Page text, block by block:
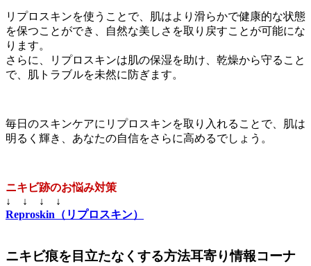
リプロスキンを使うことで、肌はより滑らかで健康的な状態
を保つことができ、自然な美しさを取り戻すことが可能にな
ります。
さらに、リプロスキンは肌の保湿を助け、乾燥から守ること
で、肌トラブルを未然に防ぎます。
毎日のスキンケアにリプロスキンを取り入れることで、肌は
明るく輝き、あなたの自信をさらに高めるでしょう。
ニキビ跡のお悩み対策
↓ ↓ ↓ ↓
Reproskin（リプロスキン）
ニキビ痕を目立たなくする方法耳寄り情報コーナ